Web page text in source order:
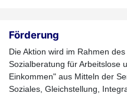
Förderung
Die Aktion wird im Rahmen
Sozialberatung für Arbeitslose
Einkommen" aus Mitteln der
Soziales, Gleichstellung,